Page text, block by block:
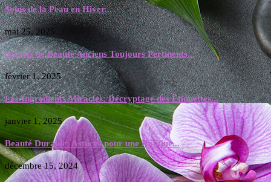
Soins de la Peau en Hiver...
mai 25, 2025
Secrets de Beauté Anciens Toujours Pertinents...
février 1, 2025
Les Ingrédients Miracles: Décryptage des Étiquettes...
janvier 1, 2025
Beauté Durable: Astuces pour une Routine...
décembre 15, 2024